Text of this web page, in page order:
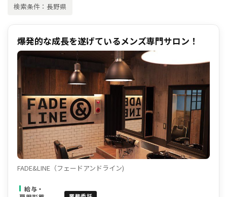
検索条件：長野県
爆発的な成長を遂げているメンズ専門サロン！
FADE&LINE（フェードアンドライン)
給与・